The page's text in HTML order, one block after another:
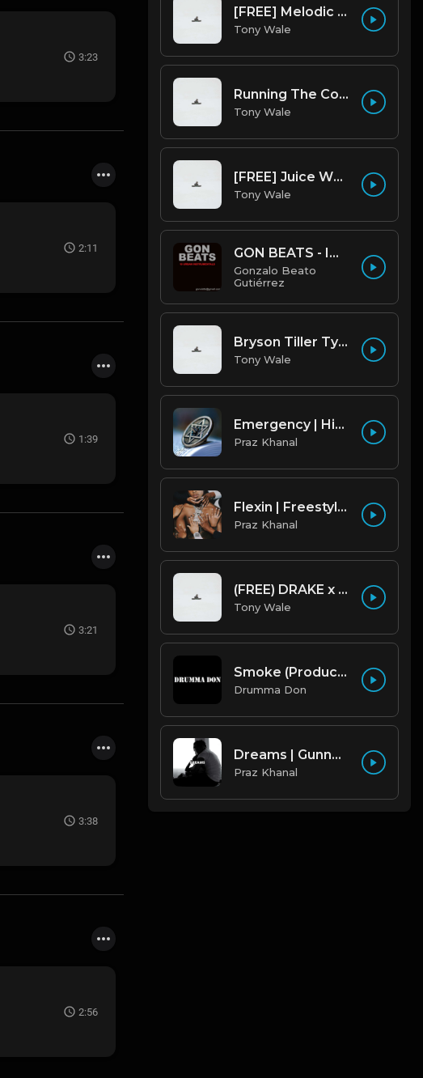
3:23
2:11
1:39
3:21
3:38
2:56
[FREE] Melodic Trap Type Beat - After Hours - bmin 95 (Prod. Cypher X Tony Wale)
Tony Wale
Running The Code (Prod by Tony Wale)
Tony Wale
[FREE] Juice WRLD Type Beat - Lucid Piano (Prod by Tony Wale)
Tony Wale
GON BEATS - INSTRUMENTAL 219001 [150BPM] [TRAP]
Gonzalo Beato
Gutiérrez
Bryson Tiller Type Beat - Smoking Aces (F Minor) (Prod by Tony Wale)
Tony Wale
Emergency | Hiphop Type Beat [Copyright Free Music]
Praz Khanal
Flexin | Freestyle Trap Beat [Copyright Free Music]
Praz Khanal
(FREE) DRAKE x FUTURE TYPE BEAT - Under Water 122 bpm (Prod by Tony Wale)
Tony Wale
Smoke (Produced By Drumma Don x Beto)
Drumma Don
Dreams | Gunna Type Beat [Copyright Free Music]
Praz Khanal